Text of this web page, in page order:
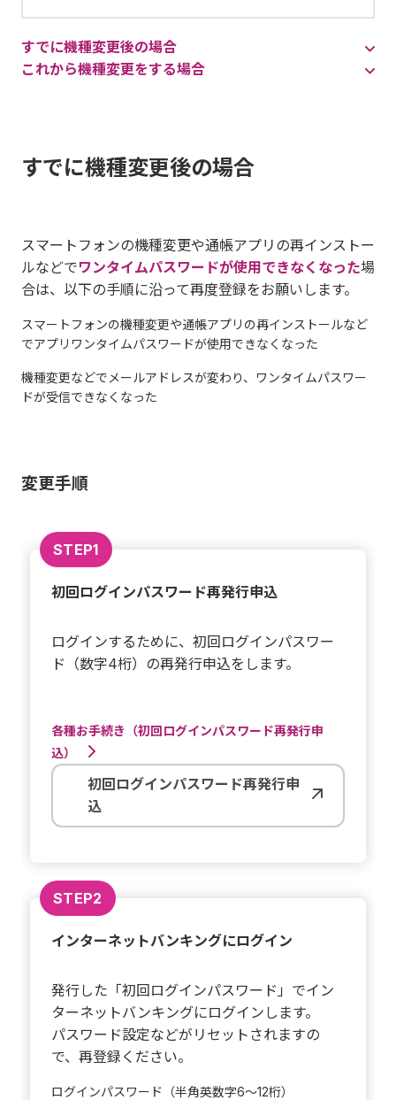
すでに機種変更後の場合
これから機種変更をする場合
すでに機種変更後の場合
スマートフォンの機種変更や通帳アプリの再インストー
ルなどでワンタイムパスワードが使用できなくなった場
合は、以下の手順に沿って再度登録をお願いします。
スマートフォンの機種変更や通帳アプリの再インストールなど
でアプリワンタイムパスワードが使用できなくなった
機種変更などでメールアドレスが変わり、ワンタイムパスワー
ドが受信できなくなった
変更手順
STEP1
初回ログインパスワード再発行申込
ログインするために、初回ログインパスワー
ド（数字4桁）の再発行申込をします。
各種お手続き（初回ログインパスワード再発行申
込）
初回ログインパスワード再発行申
込
STEP2
インターネットバンキングにログイン
発行した「初回ログインパスワード」でイン
ターネットバンキングにログインします。
パスワード設定などがリセットされますの
で、再登録ください。
ログインパスワード（半角英数字6～12桁）